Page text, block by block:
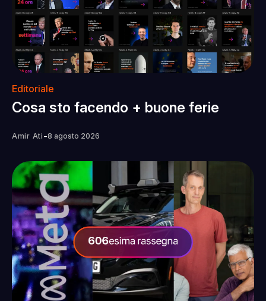
Editoriale
Cosa sto facendo + buone ferie
Amir Ati -8 agosto 2026